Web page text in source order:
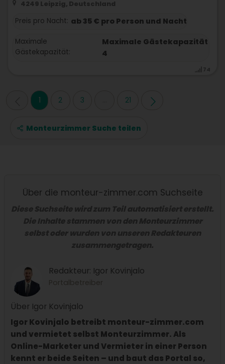
4249 Leipzig, Deutschland
Preis pro Nacht: ab 35 € pro Person und Nacht
Maximale
Gästekapazität:
Maximale Gästekapazität
4
1 2 3 21
Monteurzimmer Suche teilen
Über die monteur-zimmer.com Suchseite
Diese Suchseite wird zum Teil automatisiert erstellt.
Die Inhalte stammen von den Monteurzimmer
selbst oder wurden von unseren Redakteuren
zusammengetragen.
Redakteur: Igor Kovinjalo
Portalbetreiber
Über Igor Kovinjalo
Igor Kovinjalo betreibt monteur-zimmer.com
und vermietet selbst Monteurzimmer. Als
Online-Marketer und Vermieter in einer Person
kennt er beide Seiten – und baut das Portal so,